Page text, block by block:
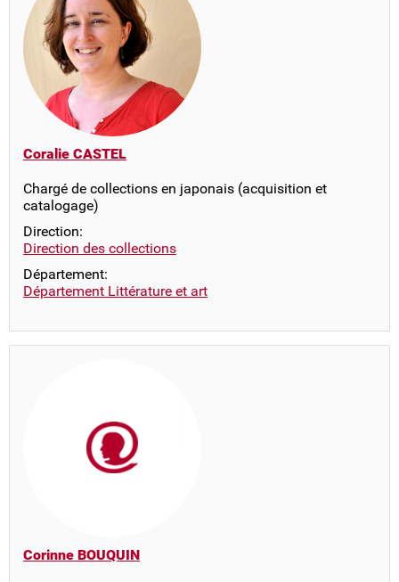
Coralie CASTEL
Chargé de collections en japonais (acquisition et
catalogage)
Direction:
Direction des collections
Département:
Département Littérature et art
Corinne BOUQUIN